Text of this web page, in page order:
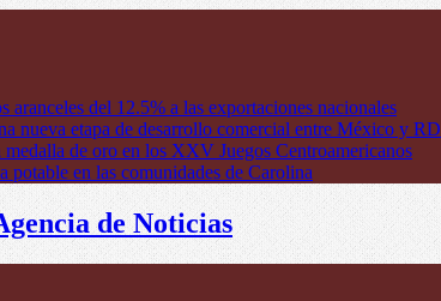
del 12.5% a las exportaciones nacionales
nueva etapa de desarrollo comercial entre México y RD
de oro en los XXV Juegos Centroamericanos
potable en las comunidades de Carolina
de Noticias